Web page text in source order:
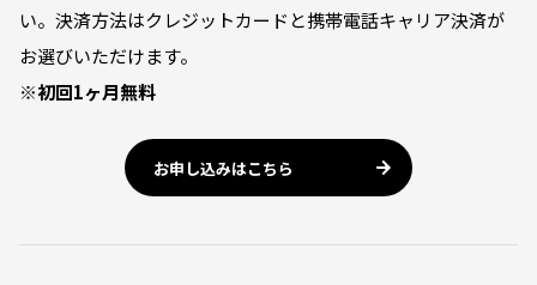
い。決済方法はクレジットカードと携帯電話キャリア決済が
お選びいただけます。
※初回1ヶ月無料
お申し込みはこちら